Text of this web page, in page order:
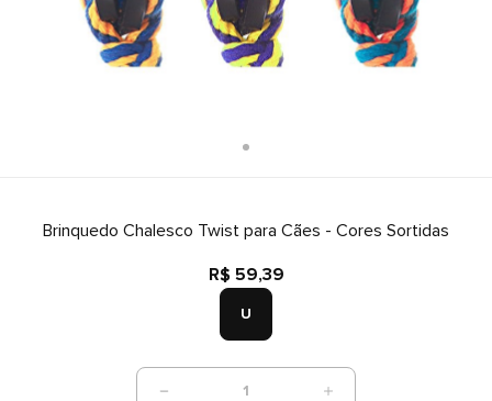
Brinquedo Chalesco Twist para Cães - Cores Sortidas
R$ 59,39
U
1